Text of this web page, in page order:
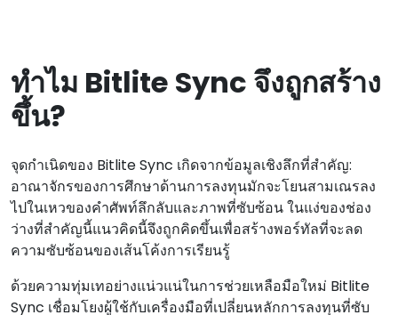
ทําไม Bitlite Sync จึงถูกสร้าง
ขึ้น?
จุดกําเนิดของ Bitlite Sync เกิดจากข้อมูลเชิงลึกที่สําคัญ:
อาณาจักรของการศึกษาด้านการลงทุนมักจะโยนสามเณรลง
ไปในเหวของคําศัพท์ลึกลับและภาพที่ซับซ้อน ในแง่ของช่อง
ว่างที่สําคัญนี้แนวคิดนี้จึงถูกคิดขึ้นเพื่อสร้างพอร์ทัลที่จะลด
ความซับซ้อนของเส้นโค้งการเรียนรู้
ด้วยความทุ่มเทอย่างแน่วแน่ในการช่วยเหลือมือใหม่ Bitlite
Sync เชื่อมโยงผู้ใช้กับเครื่องมือที่เปลี่ยนหลักการลงทุนที่ซับ